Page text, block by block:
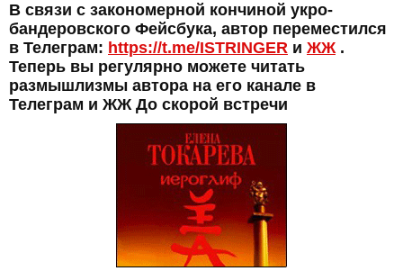
В связи с закономерной кончиной укро-
бандеровского Фейсбука, автор переместился
в Телеграм: https://t.me/ISTRINGER и ЖЖ.
Теперь вы регулярно можете читать
размышлизмы автора на его канале в
Телеграм и ЖЖ До скорой встречи